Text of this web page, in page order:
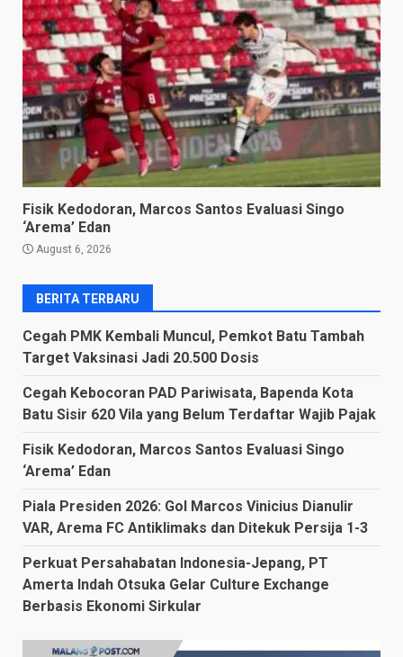
Fisik Kedodoran, Marcos Santos Evaluasi Singo
‘Arema’ Edan
August 6, 2026
BERITA TERBARU
Cegah PMK Kembali Muncul, Pemkot Batu Tambah
Target Vaksinasi Jadi 20.500 Dosis
Cegah Kebocoran PAD Pariwisata, Bapenda Kota
Batu Sisir 620 Vila yang Belum Terdaftar Wajib Pajak
Fisik Kedodoran, Marcos Santos Evaluasi Singo
‘Arema’ Edan
Piala Presiden 2026: Gol Marcos Vinicius Dianulir
VAR, Arema FC Antiklimaks dan Ditekuk Persija 1-3
Perkuat Persahabatan Indonesia-Jepang, PT
Amerta Indah Otsuka Gelar Culture Exchange
Berbasis Ekonomi Sirkular